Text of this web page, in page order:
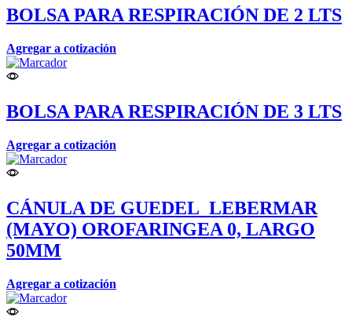
BOLSA PARA RESPIRACIÓN DE 2 LTS
Agregar a cotización
BOLSA PARA RESPIRACIÓN DE 3 LTS
Agregar a cotización
CÁNULA DE GUEDEL_LEBERMAR
(MAYO) OROFARINGEA 0, LARGO
50MM
Agregar a cotización